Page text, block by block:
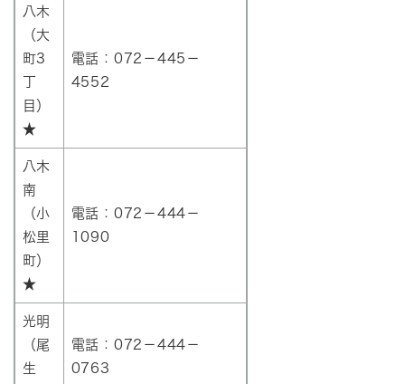
八木
（大
町3
目）
★
電話：072－445－
4552
八木
南
（小
松里
町）
★
電話：072－444－
1090
光明
（尾
生
電話：072－444－
0763